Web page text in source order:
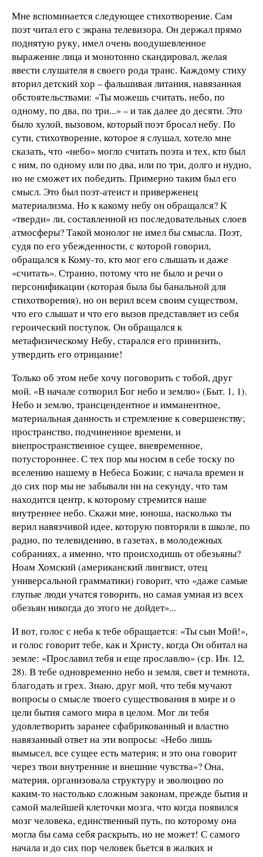
Мне вспоминается следующее стихотворение. Сам
поэт читал его с экрана телевизора. Он держал прямо
поднятую руку, имел очень воодушевленное
выражение лица и монотонно скандировал, желая
ввести слушателя в своего рода транс. Каждому стиху
вторил детский хор – фальшивая литания, навязанная
обстоятельствами: «Ты можешь считать, небо, по
одному, по два, по три...» – и так далее до десяти. Это
было хулой, вызовом, который поэт бросал небу. По
сути, стихотворение, которое я слушал, хотело мне
сказать, что «небо» могло считать поэта и тех, кто был
с ним, по одному или по два, или по три, долго и нудно,
но не сможет их победить. Примерно таким был его
смысл. Это был поэт-атеист и приверженец
материализма. Но к какому небу он обращался? К
«тверди» ли, составленной из последовательных слоев
атмосферы? Такой монолог не имел бы смысла. Поэт,
судя по его убежденности, с которой говорил,
обращался к Кому-то, кто мог его слышать и даже
«считать». Странно, потому что не было и речи о
персонификации (которая была бы банальной для
стихотворения), но он верил всем своим существом,
что его слышат и что его вызов представляет из себя
героический поступок. Он обращался к
метафизическому Небу, старался его принизить,
утвердить его отрицание!
Только об этом небе хочу поговорить с тобой, друг
мой. «В начале сотворил Бог небо и землю» (Быт. 1, 1).
Небо и землю, трансцендентное и имманентное,
материальная данность и стремление к совершенству;
пространство, подчиненное времени, и
внепространственное сущее, вневременное,
потустороннее. С тех пор мы носим в себе тоску по
вселению нашему в Небеса Божии; с начала времен и
до сих пор мы не забывали ни на секунду, что там
находится центр, к которому стремится наше
внутреннее небо. Скажи мне, юноша, насколько ты
верил навязчивой идее, которую повторяли в школе, по
радио, по телевидению, в газетах, в молодежных
собраниях, а именно, что происходишь от обезьяны?
Ноам Хомский (американский лингвист, отец
универсальной грамматики) говорит, что «даже самые
глупые люди учатся говорить, но самая умная из всех
обезьян никогда до этого не дойдет»...
И вот, голос с неба к тебе обращается: «Ты сын Мой!»,
и голос говорит тебе, как и Христу, когда Он обитал на
земле: «Прославил тебя и еще прославлю» (ср. Ин. 12,
28). В тебе одновременно небо и земля, свет и темнота,
благодать и грех. Знаю, друг мой, что тебя мучают
вопросы о смысле твоего существования в мире и о
цели бытия самого мира в целом. Мог ли тебя
удовлетворить заранее сфабрикованный и властно
навязанный ответ на эти вопросы: «Небо лишь
вымысел, все сущее есть материя; и это она говорит
через твои внутренние и внешние чувства»? Она,
материя, организовала структуру и эволюцию по
каким-то настолько сложным законам, прежде бытия и
самой малейшей клеточки мозга, что когда появился
мозг человека, единственный путь, по которому она
могла бы сама себя раскрыть, но не может! С самого
начала и до сих пор человек бьется в жалких и